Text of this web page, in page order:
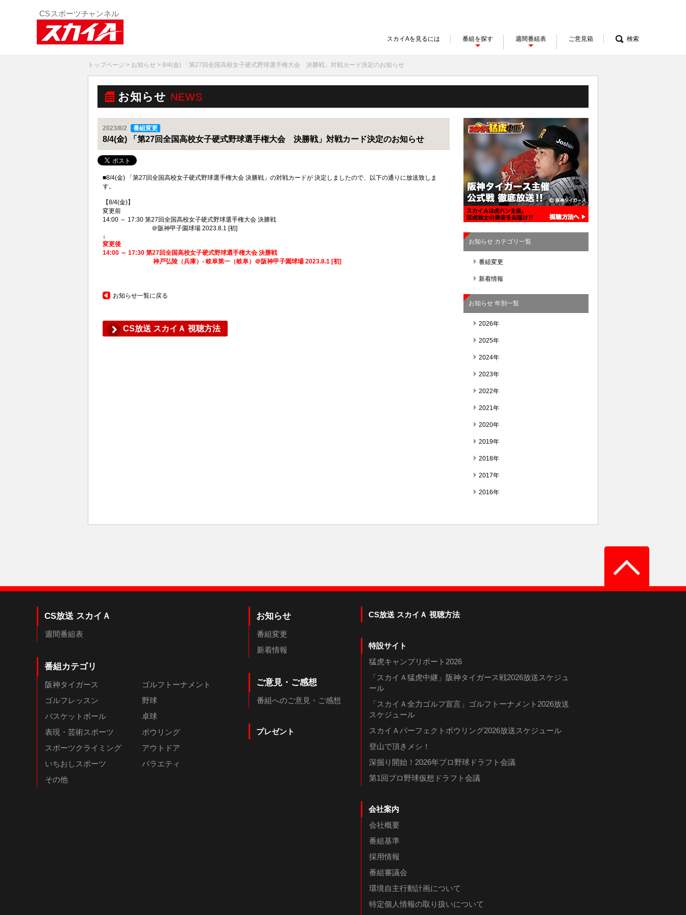
スカイAを見るには 番組を探す 週間番組表 ご意見箱 検索
トップページ > お知らせ > 8/4(金) 「第27回全国高校女子硬式野球選手権大会 決勝戦」対戦カード決定のお知らせ
お知らせ NEWS
2023/8/2 番組変更
8/4(金) 「第27回全国高校女子硬式野球選手権大会 決勝戦」対戦カード決定のお知らせ
■8/4(金) 「第27回全国高校女子硬式野球選手権大会 決勝戦」の対戦カードが 決定しましたので、以下の通りに放送致しま
す。
【8/4(金)】
変更前
14:00 ～ 17:30 第27回全国高校女子硬式野球選手権大会 決勝戦
＠阪神甲子園球場 2023.8.1 [初]
↓
変更後
14:00 ～ 17:30 第27回全国高校女子硬式野球選手権大会 決勝戦
神戸弘陵（兵庫）- 岐阜第一（岐阜）＠阪神甲子園球場 2023.8.1 [初]
お知らせ一覧に戻る
CS放送 スカイＡ 視聴方法
お知らせ カテゴリ一覧
番組変更
新着情報
お知らせ 年別一覧
2026年
2025年
2024年
2023年
2022年
2021年
2020年
2019年
2018年
2017年
2016年
CS放送 スカイＡ
週間番組表
番組カテゴリ
阪神タイガース
ゴルフトーナメント
ゴルフレッスン
野球
バスケットボール
卓球
表現・芸術スポーツ
ボウリング
スポーツクライミング
アウトドア
いちおしスポーツ
バラエティ
その他
お知らせ
番組変更
新着情報
ご意見・ご感想
番組へのご意見・ご感想
プレゼント
CS放送 スカイＡ 視聴方法
特設サイト
猛虎キャンプリポート2026
「スカイＡ猛虎中継」阪神タイガース戦2026放送スケジュ
ール
「スカイＡ全力ゴルフ宣言」ゴルフトーナメント2026放送
スケジュール
スカイＡパーフェクトボウリング2026放送スケジュール
登山で頂きメシ！
深掘り開始！2026年プロ野球ドラフト会議
第1回プロ野球仮想ドラフト会議
会社案内
会社概要
番組基準
採用情報
番組審議会
環境自主行動計画について
特定個人情報の取り扱いについて